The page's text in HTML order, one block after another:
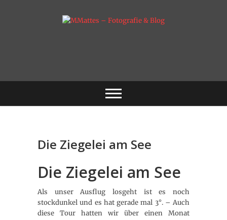
Die Ziegelei am See
Die Ziegelei am See
Als unser Ausflug losgeht ist es noch
stockdunkel und es hat gerade mal 3°. – Auch
diese Tour hatten wir über einen Monat